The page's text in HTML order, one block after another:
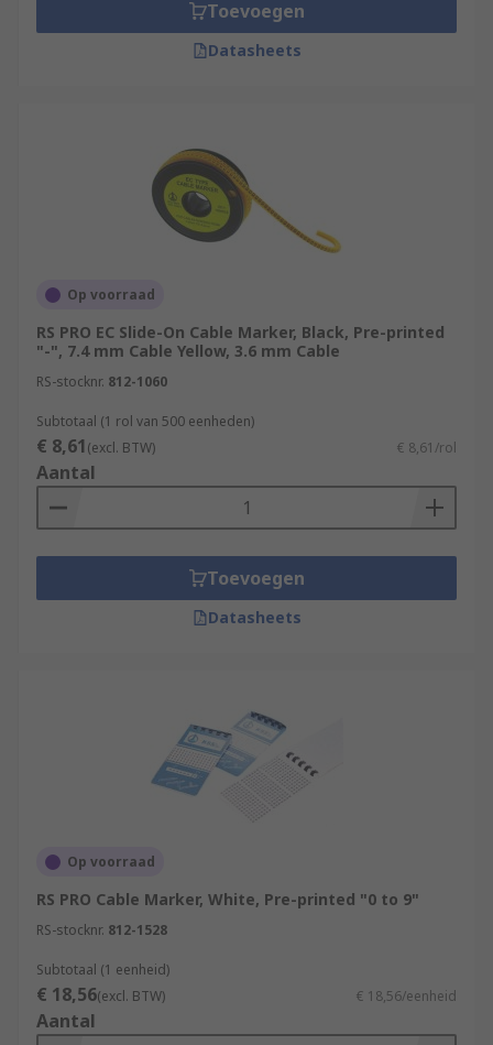
Toevoegen
Datasheets
Op voorraad
RS PRO EC Slide-On Cable Marker, Black, Pre-printed
"-", 7.4 mm Cable Yellow, 3.6 mm Cable
RS-stocknr. 812-1060
Subtotaal (1 rol van 500 eenheden)
€ 8,61(excl. BTW) € 8,61/rol
Aantal
Toevoegen
Datasheets
Op voorraad
RS PRO Cable Marker, White, Pre-printed "0 to 9"
RS-stocknr. 812-1528
Subtotaal (1 eenheid)
€ 18,56(excl. BTW) € 18,56/eenheid
Aantal